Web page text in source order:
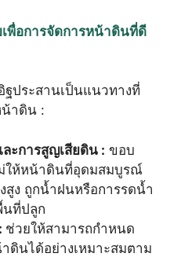
พื่อการจัดการหน้าดินที่ดี
ประสานเป็นแนวทางที่
าดิน :
ะการสูญเสียดิน : ขอบ
ให้หน้าดินที่อุดมสมบูรณ์
สูง ถูกน้ำฝนหรือการรดน้ำ
นที่ปลูก
ช่วยให้สามารถกำหนด
ดินได้อย่างเหมาะสมตาม